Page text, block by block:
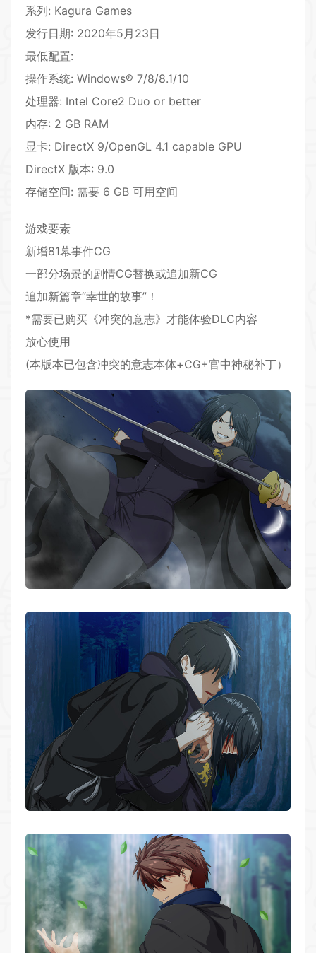
系列: Kagura Games
发行日期: 2020年5月23日
最低配置:
操作系统: Windows® 7/8/8.1/10
处理器: Intel Core2 Duo or better
内存: 2 GB RAM
显卡: DirectX 9/OpenGL 4.1 capable GPU
DirectX 版本: 9.0
存储空间: 需要 6 GB 可用空间
游戏要素
新增81幕事件CG
一部分场景的剧情CG替换或追加新CG
追加新篇章“幸世的故事”！
*需要已购买《冲突的意志》才能体验DLC内容
放心使用
(本版本已包含冲突的意志本体+CG+官中神秘补丁）